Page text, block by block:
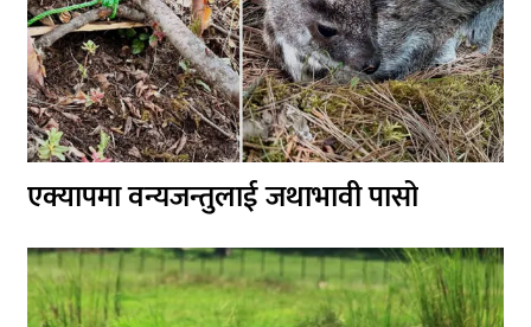
एक्यापमा वन्यजन्तुलाई जथाभावी पासो